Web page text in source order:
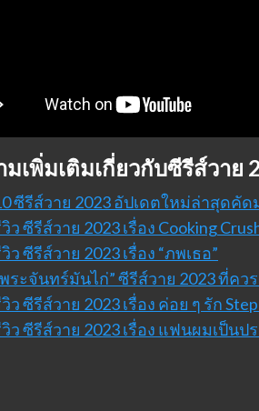
เพิ่มเติมเกี่ยวกับซีรีส์วาย
ซีรีส์วาย 2023 อัปเดตใหม่ล่าสุดคัด
ว ซีรีส์วาย 2023 เรื่อง Cooking
ว ซีรีส์วาย 2023 เรื่อง “ภพเธอ”
ระจันทร์มันไก่” ซีรีส์วาย 2023 ที่คว
ว ซีรีส์วาย 2023 เรื่อง ค่อย ๆ รัก
ว ซีรีส์วาย 2023 เรื่อง แฟนผมเป็นป